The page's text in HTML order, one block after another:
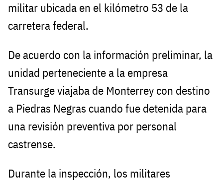
militar ubicada en el kilómetro 53 de la
carretera federal.
De acuerdo con la información preliminar, la
unidad perteneciente a la empresa
Transurge viajaba de Monterrey con destino
a Piedras Negras cuando fue detenida para
una revisión preventiva por personal
castrense.
Durante la inspección, los militares